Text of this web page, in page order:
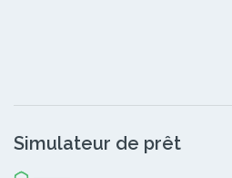
Simulateur de prêt